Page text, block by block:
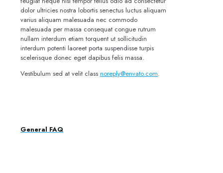
dolor ultricies nostra lobortis senectus luctus aliquam
varius aliquam malesuada nec commodo
malesuada per massa consequat congue rutrum
nullam interdum etiam torquent ut sollicitudin
interdum potenti laoreet porta suspendisse turpis
scelerisque donec eget dapibus felis massa.
Vestibulum sed at velit class noreply@envato.com.
General FAQ